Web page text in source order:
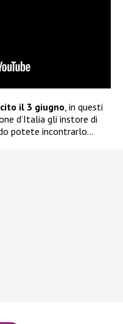
il 3 giugno , in questi
d’Italia gli instore di
potete incontrarlo…